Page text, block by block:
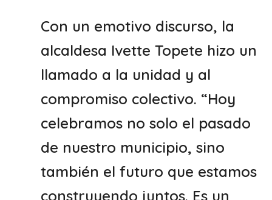
Con un emotivo discurso, la
alcaldesa Ivette Topete hizo un
llamado a la unidad y al
compromiso colectivo. “Hoy
celebramos no solo el pasado
de nuestro municipio, sino
también el futuro que estamos
construyendo juntos. Es un